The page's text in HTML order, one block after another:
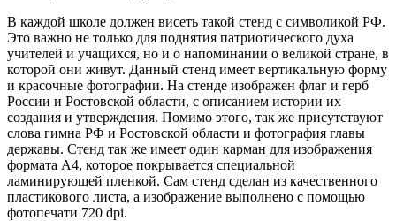
В каждой школе должен висеть такой стенд с символикой РФ.
Это важно не только для поднятия патриотического духа
учителей и учащихся, но и о напоминании о великой стране, в
которой они живут. Данный стенд имеет вертикальную форму
и красочные фотографии. На стенде изображен флаг и герб
России и Ростовской области, с описанием истории их
создания и утверждения. Помимо этого, так же присутствуют
слова гимна РФ и Ростовской области и фотография главы
державы. Стенд так же имеет один карман для изображения
формата А4, которое покрывается специальной
ламинирующей пленкой. Сам стенд сделан из качественного
пластикового листа, а изображение выполнено с помощью
фотопечати 720 dpi.